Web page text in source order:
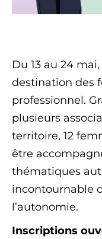
Du 13 au 24
destination des
professionnel.
plusieurs
territoire, 12
être
thématiques
incontournable
l’autonomie.
Inscriptions